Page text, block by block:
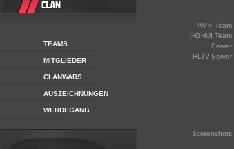
TEAMS
MITGLIEDER
CLANWARS
AUSZEICHNUNGEN
WERDEGANG
\V/ » Team:
[H3HU] Team:
Server:
HLTV-Server:
Screenshots: